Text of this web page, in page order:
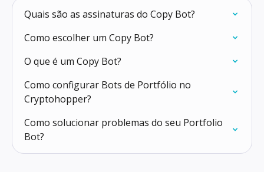
Quais são as assinaturas do Copy Bot?
Como escolher um Copy Bot?
O que é um Copy Bot?
Como configurar Bots de Portfólio no
Cryptohopper?
Como solucionar problemas do seu Portfolio
Bot?